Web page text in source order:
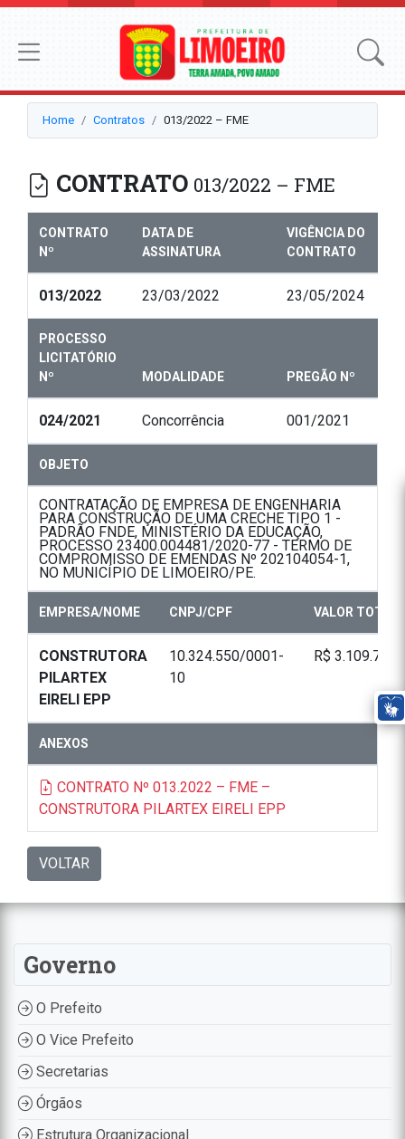
Home Contratos 013/2022 – FME
CONTRATO 013/2022 – FME
CONTRATO
Nº
DATA DE
ASSINATURA
VIGÊNCIA DO
CONTRATO
013/2022 23/03/2022 23/05/2024
PROCESSO
LICITATÓRIO
Nº
MODALIDADE PREGÃO Nº
024/2021 Concorrência 001/2021
OBJETO
CONTRATAÇÃO DE EMPRESA DE ENGENHARIA
PARA CONSTRUÇÃO DE UMA CRECHE TIPO 1 -
PADRÃO FNDE, MINISTÉRIO DA EDUCAÇÃO,
PROCESSO 23400.004481/2020-77 - TERMO DE
COMPROMISSO DE EMENDAS Nº 202104054-1,
NO MUNICÍPIO DE LIMOEIRO/PE.
EMPRESA/NOME CNPJ/CPF VALOR TOTAL
CONSTRUTORA
PILARTEX
EIRELI EPP
10.324.550/0001-
10
R$
ANEXOS
CONTRATO Nº 013.2022 – FME –
CONSTRUTORA PILARTEX EIRELI EPP
VOLTAR
Governo
O Prefeito
O Vice Prefeito
Secretarias
Órgãos
Estrutura Organizacional